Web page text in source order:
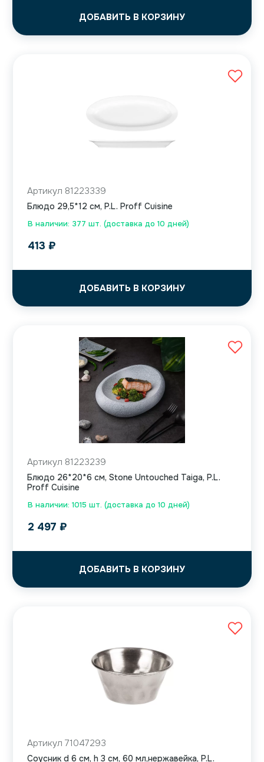
ДОБАВИТЬ В КОРЗИНУ
В наличии: 377 шт. (доставка до 10 дней)
Артикул 81223339
Блюдо 29,5*12 см, P.L. Proff Cuisine
413 ₽
ДОБАВИТЬ В КОРЗИНУ
В наличии: 1015 шт. (доставка до 10 дней)
Артикул 81223239
Блюдо 26*20*6 см, Stone Untouched Taiga, P.L.
Proff Cuisine
2 497 ₽
ДОБАВИТЬ В КОРЗИНУ
Артикул 71047293
Соусник d 6 см, h 3 см, 60 мл,нержавейка, P.L.